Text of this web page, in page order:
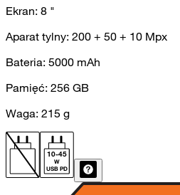
Ekran: 8 "
Aparat tylny: 200 + 50 + 10 Mpx
Bateria: 5000 mAh
Pamięć: 256 GB
Waga: 215 g
10-45
W
USB PD